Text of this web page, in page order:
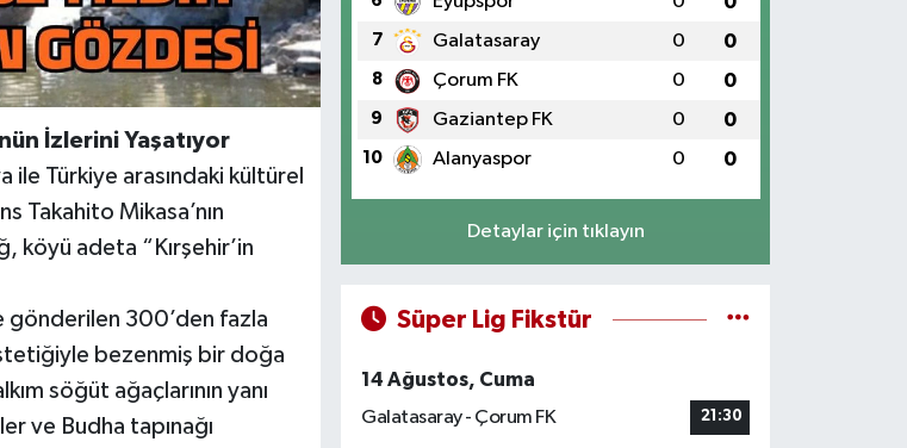
İzlerini Yaşatıyor
ile Türkiye arasındaki kültürel
Takahito Mikasa’nın
köyü adeta “Kırşehir’in
gönderilen 300’den fazla
bezenmiş bir doğa
söğüt ağaçlarının yanı
ve Budha tapınağı
7 Galatasaray 0 0
8 Çorum FK 0 0
9 Gaziantep FK 0 0
10 Alanyaspor 0 0
Detaylar için tıklayın
Süper Lig Fikstür
14 Ağustos, Cuma
Galatasaray - Çorum FK
21:30